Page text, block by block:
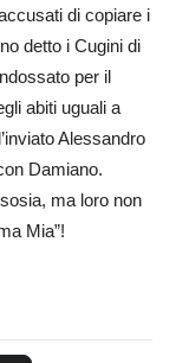
di copiare i
detto i Cugini di
per il
abiti uguali a
Alessandro
Damiano.
ma loro non
Mia”!